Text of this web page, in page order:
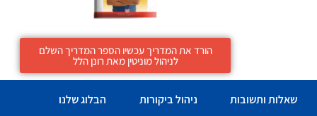
הורד את המדריך עכשיו הספר המדריך השלם
לניהול מוניטין מאת רונן הלל
שאלות ותשובות ניהול ביקורות הבלוג שלנו